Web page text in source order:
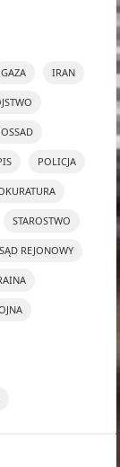
GAZA IRAN
POLICJA
STAROSTWO
SĄD REJONOWY